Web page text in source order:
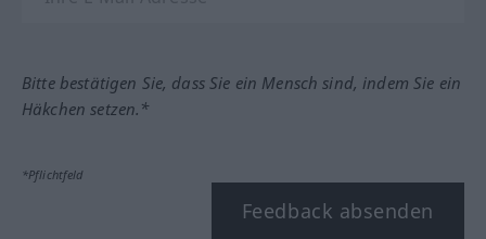
Bitte bestätigen Sie, dass Sie ein Mensch sind, indem Sie ein
Häkchen setzen.*
*Pflichtfeld
Feedback absenden